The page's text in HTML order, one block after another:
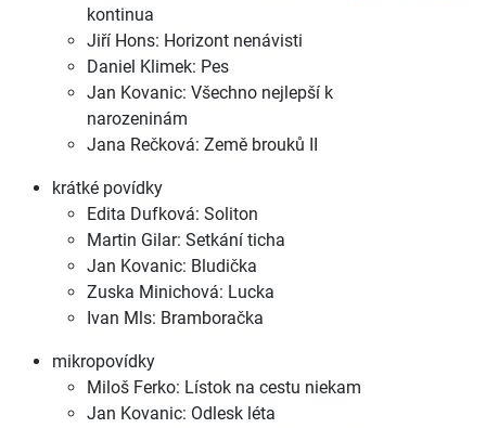
kontinua
Jiří Hons: Horizont nenávisti
Daniel Klimek: Pes
Jan Kovanic: Všechno nejlepší k
narozeninám
Jana Rečková: Země brouků II
krátké povídky
Edita Dufková: Soliton
Martin Gilar: Setkání ticha
Jan Kovanic: Bludička
Zuska Minichová: Lucka
Ivan Mls: Bramboračka
mikropovídky
Miloš Ferko: Lístok na cestu niekam
Jan Kovanic: Odlesk léta